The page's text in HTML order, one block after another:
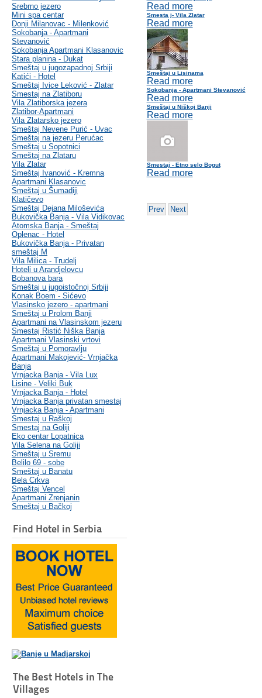
Srebrno jezero
Mini spa centar
Donji Milanovac - Milenković
Sokobanja - Apartmani
Stevanović
Sokobanja Apartmani Klasanovic
Stara planina - Dukat
Smeštaj u jugozapadnoj Srbiji
Katići - Hotel
Smeštaj Ivice Leković - Zlatar
Smestaj na Zlatiboru
Vila Zlatiborska jezera
Zlatibor-Apartmani
Vila Zlatarsko jezero
Smeštaj Nevene Purić - Uvac
Smeštaj na jezeru Perućac
Smeštaj u Sopotnici
Smeštaj na Zlataru
Vila Zlatar
Smeštaj Ivanović - Kremna
Apartmani Klasanovic
Smeštaj u Šumadiji
Klatičevo
Smeštaj Dejana Miloševića
Bukovička Banja - Vila Vidikovac
Atomska Banja - Smeštaj
Oplenac - Hotel
Bukovička Banja - Privatan
smeštaj M
Vila Milica - Trudelj
Hoteli u Arandjelovcu
Bobanova bara
Smeštaj u jugoistočnoj Srbiji
Konak Boem - Sićevo
Vlasinsko jezero - apartmani
Smeštaj u Prolom Banji
Apartmani na Vlasinskom jezeru
Smestaj Ristić Niška Banja
Apartmani Vlasinski vrtovi
Smeštaj u Pomoravlju
Apartmani Makojević- Vrnjačka
Banja
Vrnjacka Banja - Vila Lux
Lisine - Veliki Buk
Vrnjacka Banja - Hotel
Vrnjacka Banja privatan smestaj
Vrnjacka Banja - Apartmani
Smestaj u Raškoj
Smestaj na Goliji
Eko centar Lopatnica
Vila Selena na Goliji
Smeštaj u Sremu
Belilo 69 - sobe
Smeštaj u Banatu
Bela Crkva
Smeštaj Vencel
Apartmani Zrenjanin
Smeštaj u Bačkoj
Find Hotel in Serbia
The Best Hotels in The
Villages
Read more
Smesta j- Vila Zlatar
Read more
Smeštaj u Lisinama
Read more
Sokobanja - Apartmani Stevanović
Read more
Smeštaj u Niškoj Banji
Read more
Smestaj - Etno selo Bogut
Read more
Prev Next